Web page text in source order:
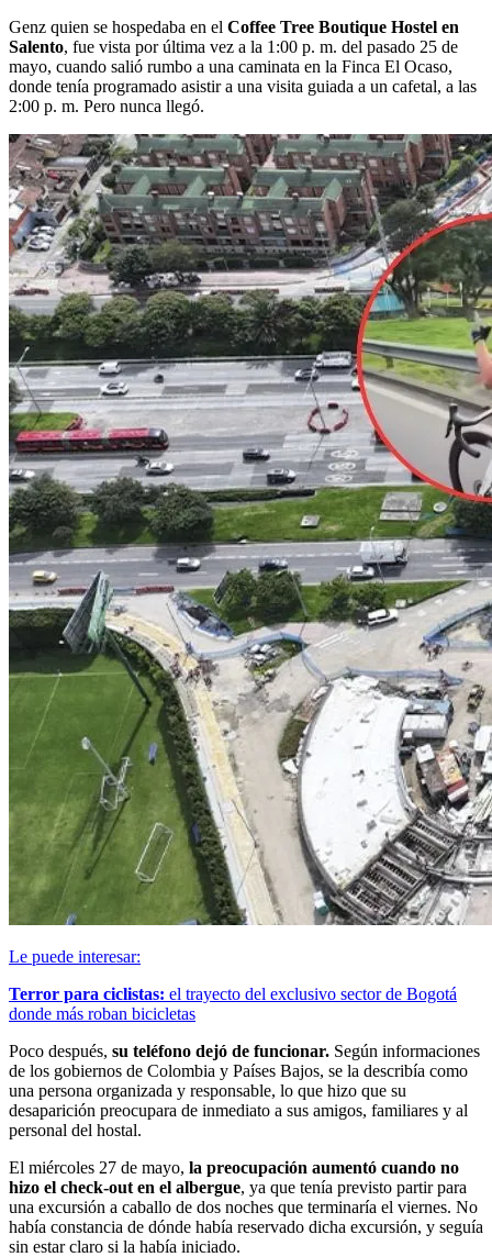
Genz quien se hospedaba en el Coffee Tree Boutique Hostel en
Salento, fue vista por última vez a la 1:00 p. m. del pasado 25 de
mayo, cuando salió rumbo a una caminata en la Finca El Ocaso,
donde tenía programado asistir a una visita guiada a un cafetal, a las
2:00 p. m. Pero nunca llegó.
Le puede interesar:
Terror para ciclistas: el trayecto del exclusivo sector de Bogotá
donde más roban bicicletas
Poco después, su teléfono dejó de funcionar. Según informaciones
de los gobiernos de Colombia y Países Bajos, se la describía como
una persona organizada y responsable, lo que hizo que su
desaparición preocupara de inmediato a sus amigos, familiares y al
personal del hostal.
El miércoles 27 de mayo, la preocupación aumentó cuando no
hizo el check-out en el albergue, ya que tenía previsto partir para
una excursión a caballo de dos noches que terminaría el viernes. No
había constancia de dónde había reservado dicha excursión, y seguía
sin estar claro si la había iniciado.